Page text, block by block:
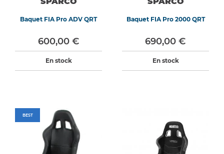
Baquet FIA Pro ADV QRT
600,00 €
En stock
Baquet FIA Pro 2000 QRT
690,00 €
En stock
BEST